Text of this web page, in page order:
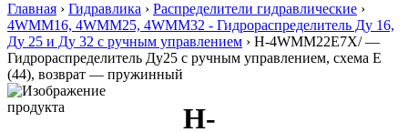
Главная › Гидравлика › Распределители гидравлические ›
4WMM16, 4WMM25, 4WMM32 - Гидрораспределитель Ду 16,
Ду 25 и Ду 32 с ручным управлением › H-4WMM22E7X/ —
Гидрораспределитель Ду25 с ручным управлением, схема E
(44), возврат — пружинный
H-